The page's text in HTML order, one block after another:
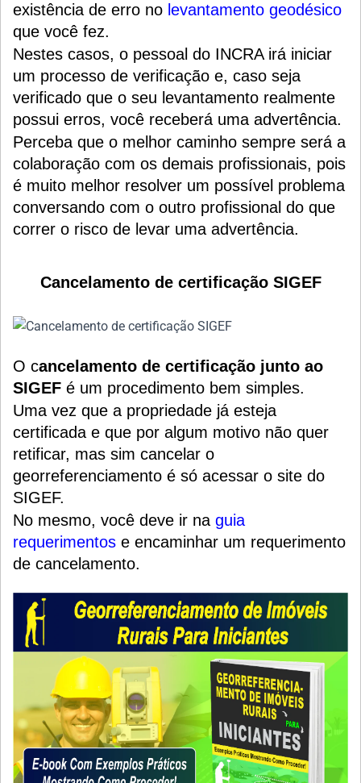
existência de erro no levantamento geodésico
que você fez.
Nestes casos, o pessoal do INCRA irá iniciar
um processo de verificação e, caso seja
verificado que o seu levantamento realmente
possui erros, você receberá uma advertência.
Perceba que o melhor caminho sempre será a
colaboração com os demais profissionais, pois
é muito melhor resolver um possível problema
conversando com o outro profissional do que
correr o risco de levar uma advertência.
Cancelamento de certificação SIGEF
O cancelamento de certificação junto ao
SIGEF é um procedimento bem simples.
Uma vez que a propriedade já esteja
certificada e que por algum motivo não quer
retificar, mas sim cancelar o
georreferenciamento é só acessar o site do
SIGEF.
No mesmo, você deve ir na guia
requerimentos e encaminhar um requerimento
de cancelamento.